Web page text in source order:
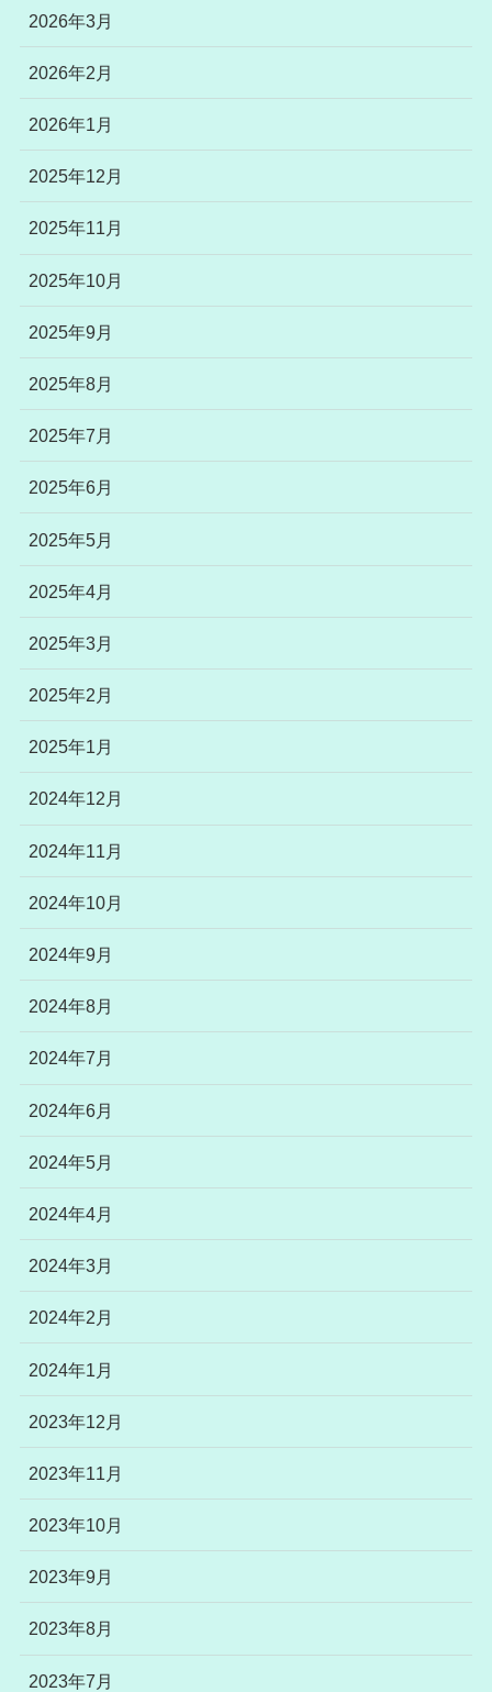
2026年3月
2026年2月
2026年1月
2025年12月
2025年11月
2025年10月
2025年9月
2025年8月
2025年7月
2025年6月
2025年5月
2025年4月
2025年3月
2025年2月
2025年1月
2024年12月
2024年11月
2024年10月
2024年9月
2024年8月
2024年7月
2024年6月
2024年5月
2024年4月
2024年3月
2024年2月
2024年1月
2023年12月
2023年11月
2023年10月
2023年9月
2023年8月
2023年7月